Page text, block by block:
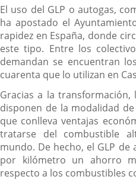
El uso del GLP o autogas,
ha apostado el
rapidez en España, donde
este tipo. Entre los
demandan se encuentran
cuarenta que lo utilizan en
Gracias a la transformación,
disponen de la modalidad
que conlleva ventajas
tratarse del combustible
mundo. De hecho, el GLP
por kilómetro un ahorro
respecto a los combustibles